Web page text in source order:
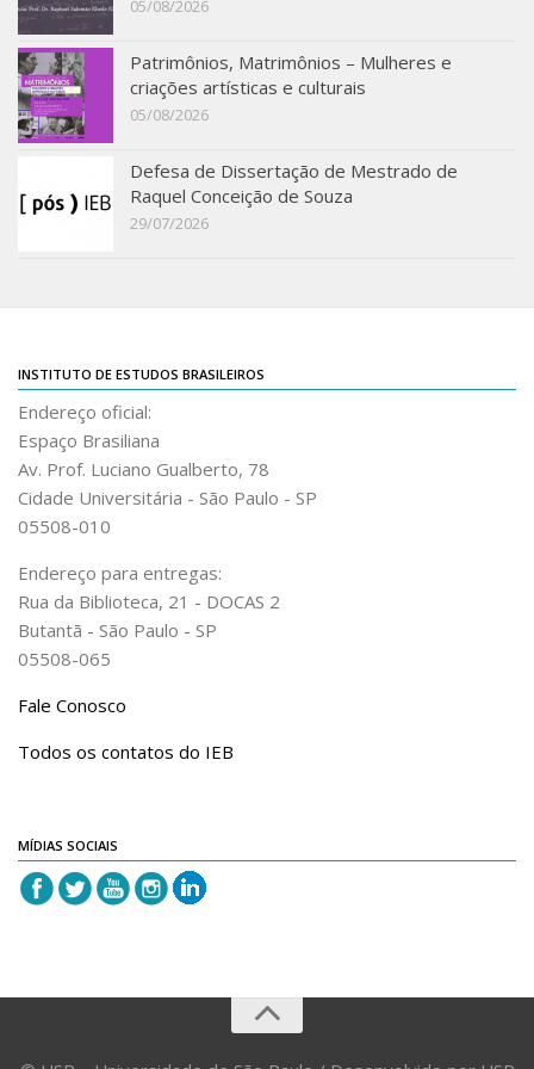
IEBinário
IEB Minecraft
Hackathon e Edit-a-thon
Slam de Corda
Wikimedia e Wikidata
Sobre o LABIEB
Eventos
Núcleos de Atividades
Notícias
Últimas notícias
Graduação
Pós-Graduação
Publicações
Almanack Braziliense
Catálogos
Estudos Brasileiros
Livros publicados
05/08/2026
Patrimônios, Matrimônios – Mulheres e
criações artísticas e culturais
05/08/2026
Defesa de Dissertação de Mestrado de
Raquel Conceição de Souza
29/07/2026
INSTITUTO DE ESTUDOS BRASILEIROS
Endereço oficial:
Espaço Brasiliana
Av. Prof. Luciano Gualberto, 78
Cidade Universitária - São Paulo - SP
05508-010
Endereço para entregas:
Rua da Biblioteca, 21 - DOCAS 2
Butantã - São Paulo - SP
05508-065
Fale Conosco
Todos os contatos do IEB
MÍDIAS SOCIAIS